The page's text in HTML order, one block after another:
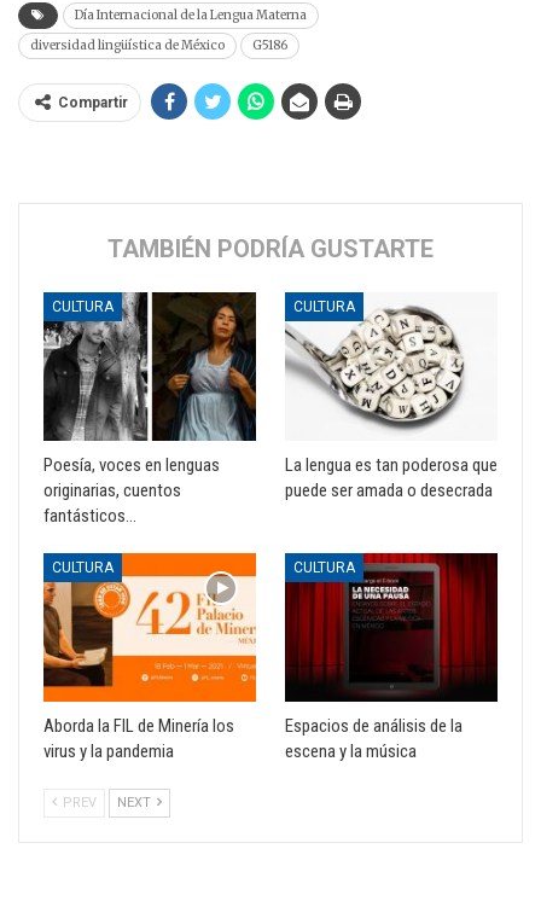
Día Internacional de la Lengua Materna
diversidad lingüística de México
G5186
Compartir
TAMBIÉN PODRÍA GUSTARTE
CULTURA
Poesía, voces en lenguas
originarias, cuentos
fantásticos…
CULTURA
La lengua es tan poderosa que
puede ser amada o desecrada
CULTURA
Aborda la FIL de Minería los
virus y la pandemia
CULTURA
Espacios de análisis de la
escena y la música
PREV NEXT